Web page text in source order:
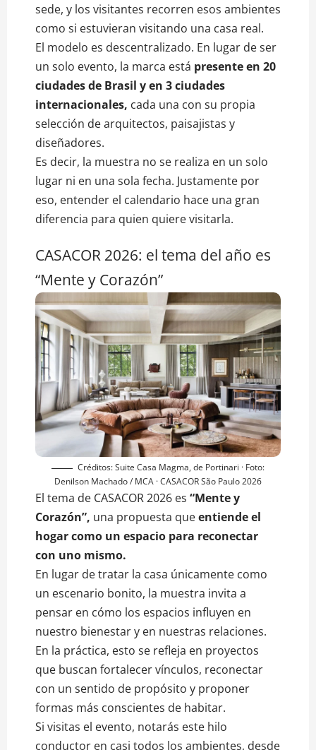
sede, y los visitantes recorren esos ambientes
como si estuvieran visitando una casa real.
El modelo es descentralizado. En lugar de ser
un solo evento, la marca está presente en 20
ciudades de Brasil y en 3 ciudades
internacionales, cada una con su propia
selección de arquitectos, paisajistas y
diseñadores.
Es decir, la muestra no se realiza en un solo
lugar ni en una sola fecha. Justamente por
eso, entender el calendario hace una gran
diferencia para quien quiere visitarla.
CASACOR 2026: el tema del año es
“Mente y Corazón”
Créditos: Suite Casa Magma, de Portinari · Foto:
Denilson Machado / MCA · CASACOR São Paulo 2026
El tema de CASACOR 2026 es “Mente y
Corazón”, una propuesta queentiende el
hogar como un espacio para reconectar
con uno mismo.
En lugar de tratar la casa únicamente como
un escenario bonito, la muestra invita a
pensar en cómo los espacios influyen en
nuestro bienestar y en nuestras relaciones.
En la práctica, esto se refleja en proyectos
que buscan fortalecer vínculos, reconectar
con un sentido de propósito y proponer
formas más conscientes de habitar.
Si visitas el evento, notarás este hilo
conductor en casi todos los ambientes, desde